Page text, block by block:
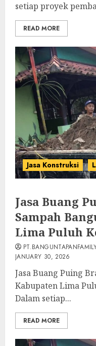
setiap proyek
READ MORE
Jasa Konstruksi
Jasa Buang
Sampah
Lima Puluh
JANUARY 30, 2026
Jasa Buang Puing
Kabupaten Lima
Dalam setiap...
READ MORE